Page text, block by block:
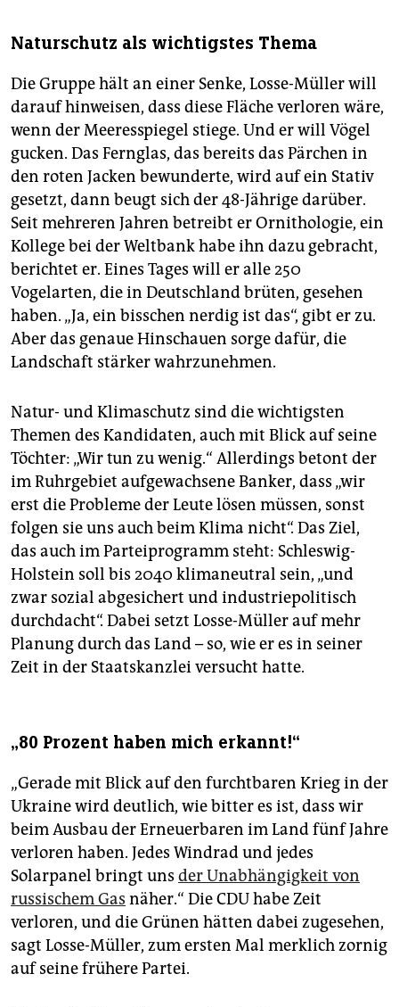
Naturschutz als wichtigstes Thema
Die Gruppe hält an einer Senke, Losse-Müller will
darauf hinweisen, dass diese Fläche verloren wäre,
wenn der Meeresspiegel stiege. Und er will Vögel
gucken. Das Fernglas, das bereits das Pärchen in
den roten Jacken bewunderte, wird auf ein Stativ
gesetzt, dann beugt sich der 48-Jährige darüber.
Seit mehreren Jahren betreibt er Ornithologie, ein
Kollege bei der Weltbank habe ihn dazu gebracht,
berichtet er. Eines Tages will er alle 250
Vogelarten, die in Deutschland brüten, gesehen
haben. „Ja, ein bisschen nerdig ist das“, gibt er zu.
Aber das genaue Hinschauen sorge dafür, die
Landschaft stärker wahrzunehmen.
Natur- und Klimaschutz sind die wichtigsten
Themen des Kandidaten, auch mit Blick auf seine
Töchter: „Wir tun zu wenig.“ Allerdings betont der
im Ruhrgebiet aufgewachsene Banker, dass „wir
erst die Probleme der Leute lösen müssen, sonst
folgen sie uns auch beim Klima nicht“. Das Ziel,
das auch im Parteiprogramm steht: Schleswig-
Holstein soll bis 2040 klimaneutral sein, „und
zwar sozial abgesichert und industriepolitisch
durchdacht“. Dabei setzt Losse-Müller auf mehr
Planung durch das Land – so, wie er es in seiner
Zeit in der Staatskanzlei versucht hatte.
„80 Prozent haben mich erkannt!“
„Gerade mit Blick auf den furchtbaren Krieg in der
Ukraine wird deutlich, wie bitter es ist, dass wir
beim Ausbau der Erneuerbaren im Land fünf Jahre
verloren haben. Jedes Windrad und jedes
Solarpanel bringt uns der Unabhängigkeit von
russischem Gas näher.“ Die CDU habe Zeit
verloren, und die Grünen hätten dabei zugesehen,
sagt Losse-Müller, zum ersten Mal merklich zornig
auf seine frühere Partei.